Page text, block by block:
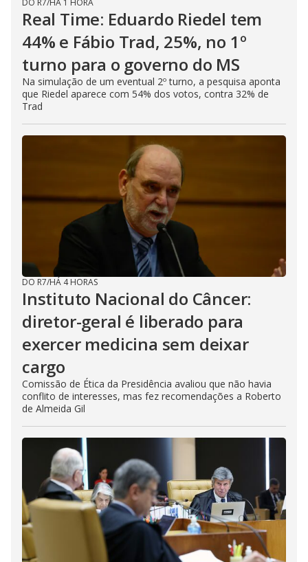
DO R7/HÁ 1 HORA
Real Time: Eduardo Riedel tem
44% e Fábio Trad, 25%, no 1º
turno para o governo do MS
Na simulação de um eventual 2º turno, a pesquisa aponta
que Riedel aparece com 54% dos votos, contra 32% de
Trad
DO R7/HÁ 4 HORAS
Instituto Nacional do Câncer:
diretor-geral é liberado para
exercer medicina sem deixar
cargo
Comissão de Ética da Presidência avaliou que não havia
conflito de interesses, mas fez recomendações a Roberto
de Almeida Gil